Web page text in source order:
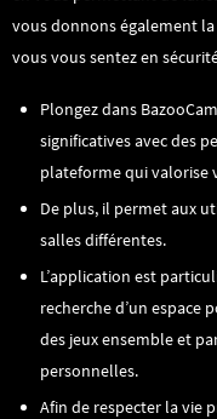
vous donnons également
vous vous sentez en
Plongez dans
significatives avec des
plateforme qui valorise
De plus, il permet aux
salles différentes.
L’application est
recherche d’un espace
des jeux ensemble et
personnelles.
Afin de respecter la vie